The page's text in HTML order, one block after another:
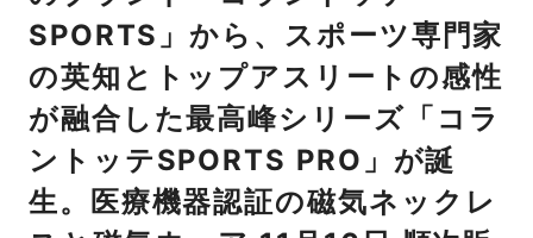
SPORTS」から、スポーツ専門家
の英知とトップアスリートの感性
が融合した最高峰シリーズ「コラ
ントッテSPORTS PRO」が誕
生。医療機器認証の磁気ネックレ